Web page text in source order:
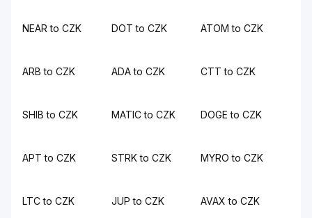
NEAR to CZK DOT to CZK ATOM to CZK
ARB to CZK ADA to CZK CTT to CZK
SHIB to CZK MATIC to CZK DOGE to CZK
APT to CZK STRK to CZK MYRO to CZK
LTC to CZK JUP to CZK AVAX to CZK